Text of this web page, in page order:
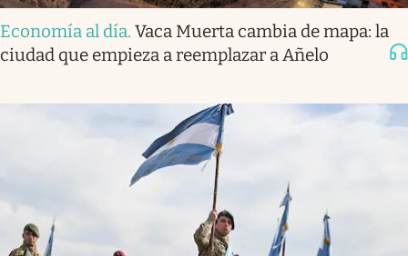
Economía al día. Vaca Muerta cambia de mapa: la
ciudad que empieza a reemplazar a Añelo